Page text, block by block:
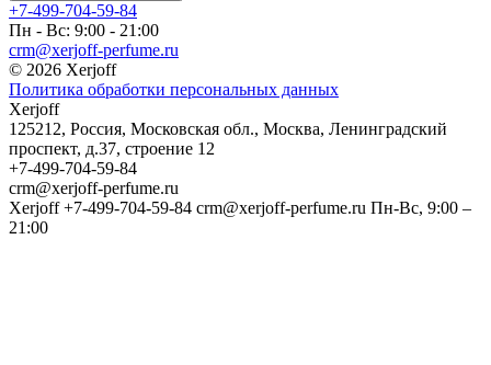
+7-499-704-59-84
Пн - Вс: 9:00 - 21:00
crm@xerjoff-perfume.ru
© 2026 Xerjoff
Политика обработки персональных данных
Xerjoff
125212, Россия, Московская обл., Москва, Ленинградский
проспект, д.37, строение 12
+7-499-704-59-84
crm@xerjoff-perfume.ru
Xerjoff +7-499-704-59-84 crm@xerjoff-perfume.ru Пн-Вс, 9:00 –
21:00